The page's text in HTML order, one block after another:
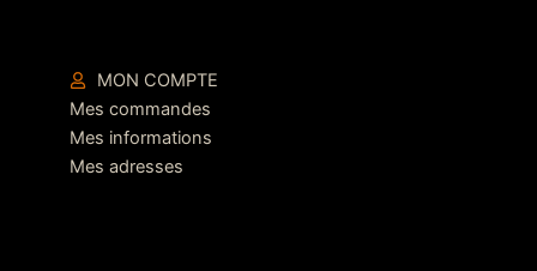
MON COMPTE
Mes commandes
Mes informations
Mes adresses